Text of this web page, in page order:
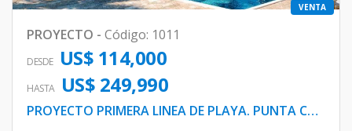
VENTA
PROYECTO - Código: 1011
DESDE US$ 114,000
HASTA US$ 249,990
PROYECTO PRIMERA LINEA DE PLAYA. PUNTA CANA